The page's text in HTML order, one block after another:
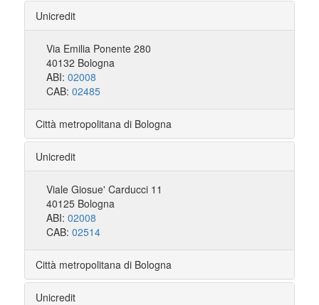
Unicredit
Via Emilia Ponente 280
40132 Bologna
ABI: 02008
CAB: 02485
Città metropolitana di Bologna
Unicredit
Viale Giosue' Carducci 11
40125 Bologna
ABI: 02008
CAB: 02514
Città metropolitana di Bologna
Unicredit